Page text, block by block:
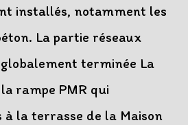
installés, notamment les
La partie réseaux
terminée La
rampe PMR qui
à la terrasse de la Maison